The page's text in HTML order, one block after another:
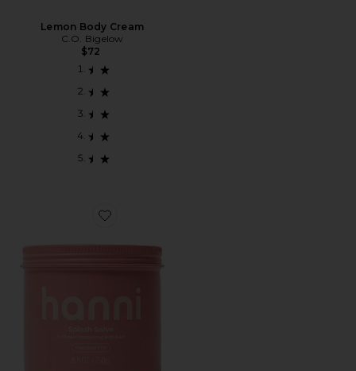
Lemon Body Cream
C.O. Bigelow
$72
Favorite BÁLSAMO CORPORAL HIDRATANTE PARA